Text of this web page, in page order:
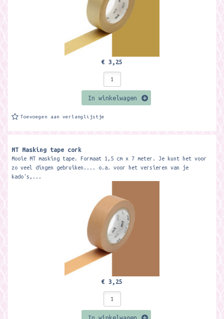
€ 3,25
In winkelwagen
Toevoegen aan verlanglijstje
MT Masking tape cork
Mooie MT masking tape. Formaat 1,5 cm x 7 meter. Je kunt het voor
zo veel dingen gebruiken.... o.a. voor het versieren van je
kado's,...
€ 3,25
In winkelwagen